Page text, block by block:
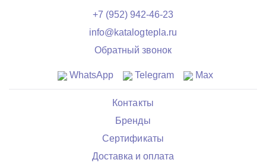
+7 (952) 942-46-23
info@katalogtepla.ru
Обратный звонок
WhatsApp Telegram Max
Контакты
Бренды
Сертификаты
Доставка и оплата